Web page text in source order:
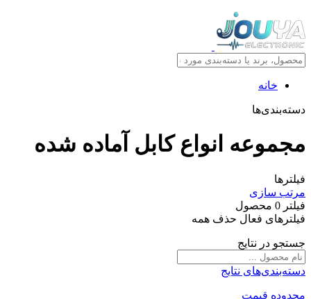
خانه
دسته‌بندی‌ها
مجموعه انواع کابل آماده شده
فیلترها
مرتب سازی
فیلتر 0 محصول
فیلترهای فعال حذف همه
جستجو در نتایج
دسته‌بندی‌های نتایج
محدوده قیمت